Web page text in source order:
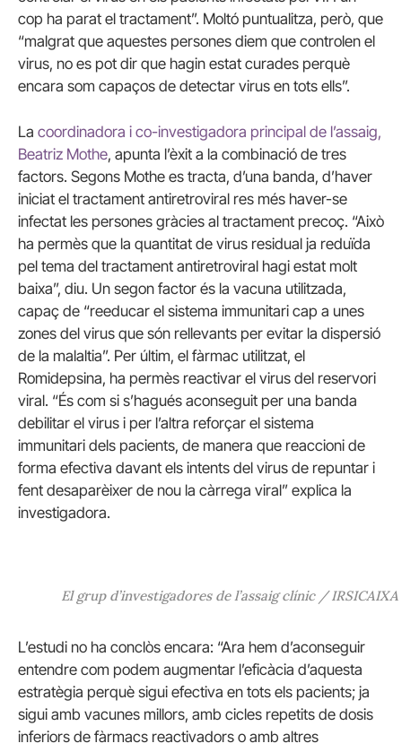
cop ha parat el tractament”. Moltó puntualitza, però, que
“malgrat que aquestes persones diem que controlen el
virus, no es pot dir que hagin estat curades perquè
encara som capaços de detectar virus en tots ells”.
La coordinadora i co-investigadora principal de l’assaig,
Beatriz Mothe, apunta l’èxit a la combinació de tres
factors. Segons Mothe es tracta, d’una banda, d’haver
iniciat el tractament antiretroviral res més haver-se
infectat les persones gràcies al tractament precoç. “Això
ha permès que la quantitat de virus residual ja reduïda
pel tema del tractament antiretroviral hagi estat molt
baixa”, diu. Un segon factor és la vacuna utilitzada,
capaç de “reeducar el sistema immunitari cap a unes
zones del virus que són rellevants per evitar la dispersió
de la malaltia”. Per últim, el fàrmac utilitzat, el
Romidepsina, ha permès reactivar el virus del reservori
viral. “És com si s’hagués aconseguit per una banda
debilitar el virus i per l’altra reforçar el sistema
immunitari dels pacients, de manera que reaccioni de
forma efectiva davant els intents del virus de repuntar i
fent desaparèixer de nou la càrrega viral” explica la
investigadora.
El grup d’investigadores de l’assaig clínic / IRSICAIXA
L’estudi no ha conclòs encara: “Ara hem d’aconseguir
entendre com podem augmentar l’eficàcia d’aquesta
estratègia perquè sigui efectiva en tots els pacients; ja
sigui amb vacunes millors, amb cicles repetits de dosis
inferiors de fàrmacs reactivadors o amb altres